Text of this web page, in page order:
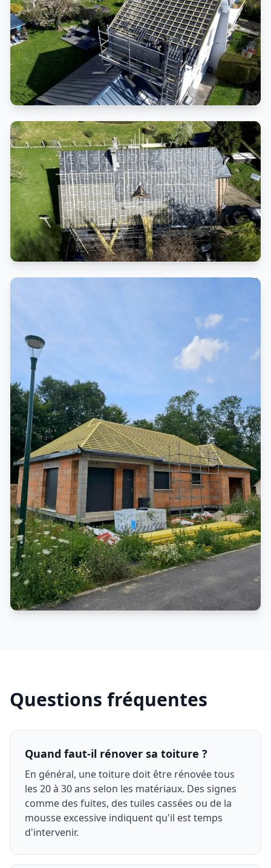
Questions fréquentes
Quand faut-il rénover sa toiture ?
En général, une toiture doit être rénovée tous
les 20 à 30 ans selon les matériaux. Des signes
comme des fuites, des tuiles cassées ou de la
mousse excessive indiquent qu'il est temps
d'intervenir.